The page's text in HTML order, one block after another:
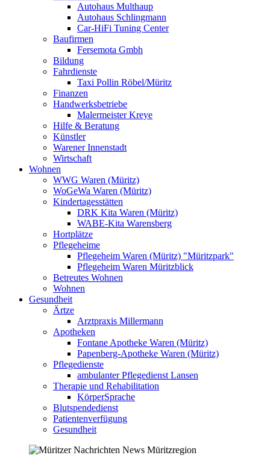
Autohaus Multhaup
Autohaus Schlingmann
Car-HiFi Tuning Center
Baufirmen
Fersemota Gmbh
Bildung
Fahrdienste
Taxi Pollin Röbel/Müritz
Finanzen
Handwerksbetriebe
Malermeister Kreye
Hilfe & Beratung
Künstler
Warener Innenstadt
Wirtschaft
Wohnen
WWG Waren (Müritz)
WoGeWa Waren (Müritz)
Kindertagesstätten
DRK Kita Waren (Müritz)
WABE-Kita Warensberg
Hortplätze
Pflegeheime
Pflegeheim Waren (Müritz) "Müritzpark"
Pflegeheim Waren Müritzblick
Betreutes Wohnen
Wohnen
Gesundheit
Ärtze
Arztpraxis Millermann
Apotheken
Fontane Apotheke Waren (Müritz)
Papenberg-Apotheke Waren (Müritz)
Pflegedienste
ambulanter Pflegedienst Lansen
Therapie und Rehabilitation
KörperSprache
Blutspendedienst
Patientenverfügung
Gesundheit